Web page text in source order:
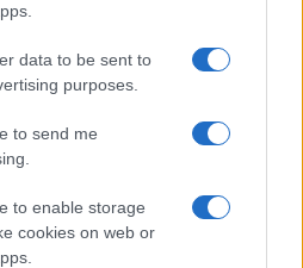
data to be sent to
purposes.
to send me
to enable storage
cookies on web or